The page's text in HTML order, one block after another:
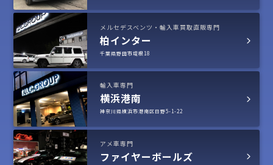
メルセデスベンツ・輸入車買取直販専門
柏インター
千葉県野田市堤根18
輸入車専門
横浜港南
神奈川県横浜市港南区日野5-1-22
アメ車専門
ファイヤーボールズ